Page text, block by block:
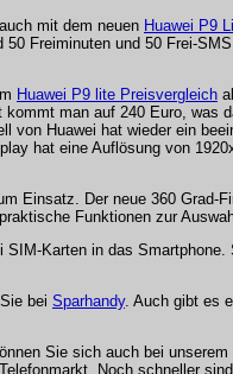
mit dem neuen Huawei P9
Freiminuten und 50 Frei-
Huawei P9 lite Preisvergleich
man auf 240 Euro,
von Huawei hat wieder ein
hat eine Auflösung von
Einsatz. Der neue 360 Grad-
Funktionen zur
Karten in das
bei Sparhandy. Auch gibt es
Sie sich auch bei unserem
Noch schneller